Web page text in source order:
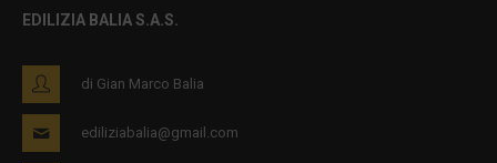
EDILIZIA BALIA S.A.S.
di Gian Marco Balia
ediliziabalia@gmail.com